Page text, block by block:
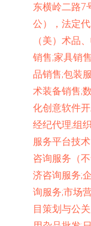
东横岭二路7
公），法定
（美）术品
销售;家具销
品销售;包装
术装备销售;
化创意软件
经纪代理;组
服务平台技
咨询服务（
济咨询服务;
询服务;市场
目策划与公